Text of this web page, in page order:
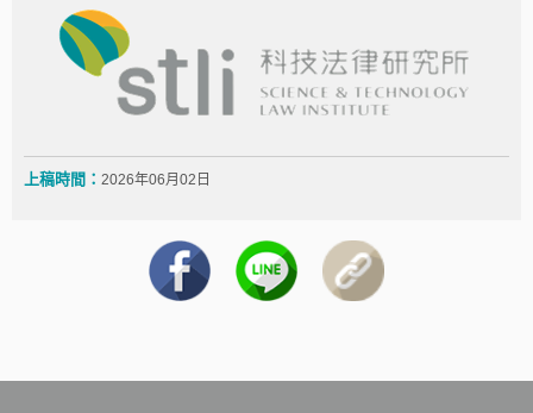
上稿時間： 2026年06月02日